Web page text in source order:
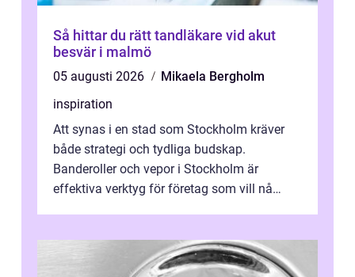
Så hittar du rätt tandläkare vid akut
besvär i malmö
05 augusti 2026
Mikaela Bergholm
inspiration
Att synas i en stad som Stockholm kräver
både strategi och tydliga budskap.
Banderoller och vepor i Stockholm är
effektiva verktyg för företag som vill nå